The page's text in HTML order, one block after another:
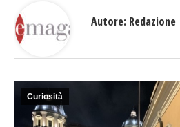
Curiosità
Autore: Redazione